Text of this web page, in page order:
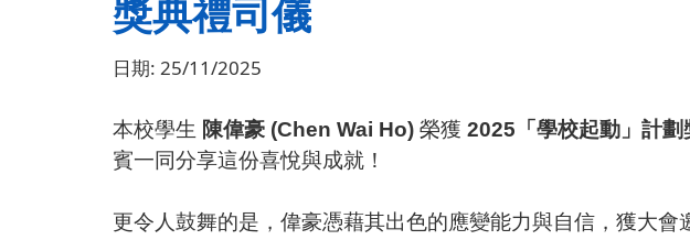
獎典禮司儀
日期: 25/11/2025
本校學生 陳偉豪 (Chen Wai Ho) 榮獲 2025 「學校起動」計
賓一同分享這份喜悅與成就！
更令人鼓舞的是，偉豪憑藉其出色的應變能力與自信，獲大